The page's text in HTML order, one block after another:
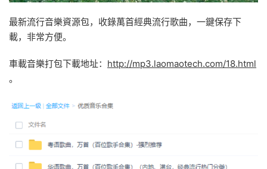
最新流行音樂資源包，收錄萬首經典流行歌曲，一鍵保存下
載，非常方便。
車載音樂打包下載地址： http://mp3.laomaotech.com/18.html
。